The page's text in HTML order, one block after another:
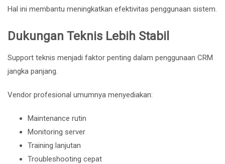
Hal ini membantu meningkatkan efektivitas penggunaan sistem.
Dukungan Teknis Lebih Stabil
Support teknis menjadi faktor penting dalam penggunaan CRM
jangka panjang.
Vendor profesional umumnya menyediakan:
Maintenance rutin
Monitoring server
Training lanjutan
Troubleshooting cepat